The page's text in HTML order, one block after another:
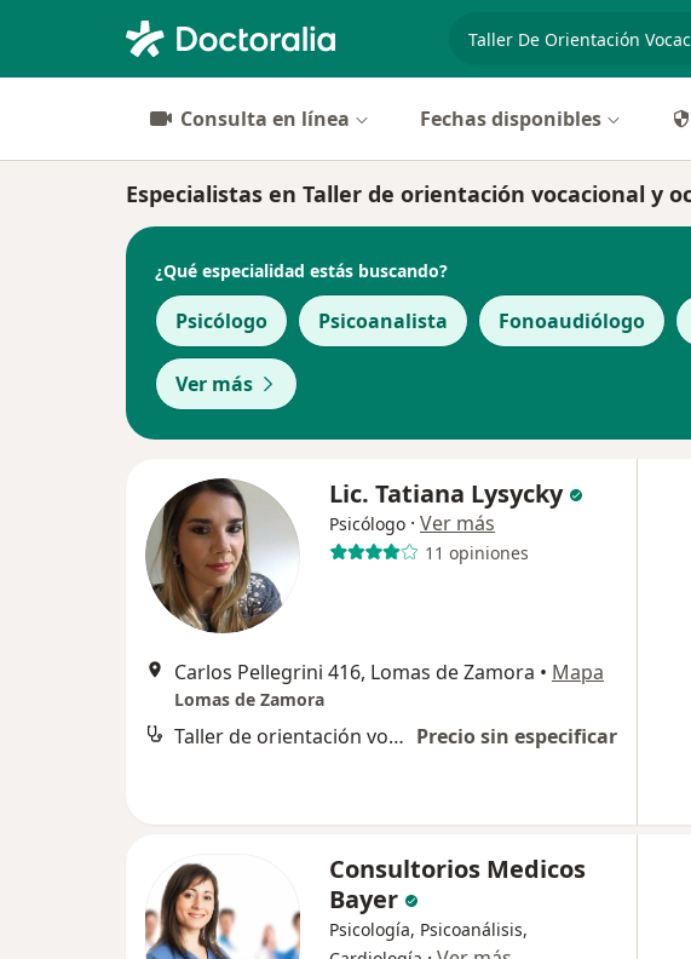
especialidad,
Consulta en línea Fechas disponibles
Especialistas en Taller de orientación vocacional y
¿Qué especialidad estás buscando?
Psicólogo Psicoanalista Fonoaudiólogo
Ver más
Lic. Tatiana Lysycky
Psicólogo · Ver más
11 opiniones
Carlos Pellegrini 416, Lomas de Zamora • Mapa
Lomas de Zamora
Taller de orientación vocacional y ocupacional Precio sin especificar
Consultorios Medicos
Bayer
Psicología, Psicoanálisis,